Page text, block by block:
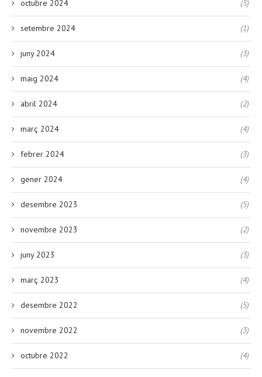
octubre 2024 (5)
setembre 2024 (1)
juny 2024 (3)
maig 2024 (4)
abril 2024 (2)
març 2024 (4)
febrer 2024 (3)
gener 2024 (4)
desembre 2023 (5)
novembre 2023 (2)
juny 2023 (3)
març 2023 (4)
desembre 2022 (5)
novembre 2022 (3)
octubre 2022 (4)